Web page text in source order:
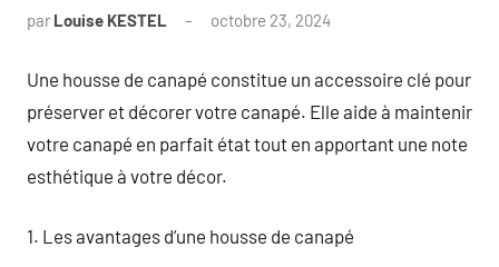
par Louise KESTEL octobre 23, 2024
Une housse de canapé constitue un accessoire clé pour
préserver et décorer votre canapé. Elle aide à maintenir
votre canapé en parfait état tout en apportant une note
esthétique à votre décor.
1. Les avantages d’une housse de canapé